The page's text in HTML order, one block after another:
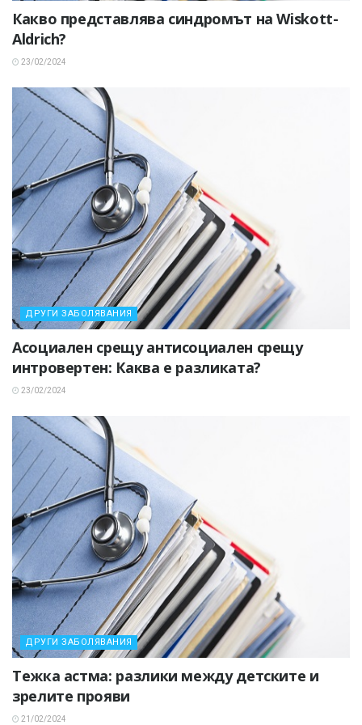
Какво представлява синдромът на Wiskott-
Aldrich?
23/02/2024
ДРУГИ ЗАБОЛЯВАНИЯ
Асоциален срещу антисоциален срещу
интровертен: Каква е разликата?
23/02/2024
ДРУГИ ЗАБОЛЯВАНИЯ
Тежка астма: разлики между детските и
зрелите прояви
21/02/2024